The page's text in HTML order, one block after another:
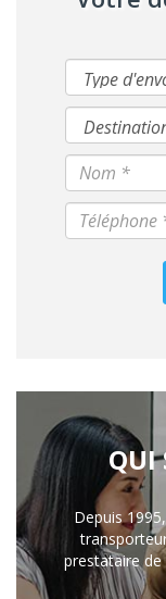
QUI
Depuis
prestataire